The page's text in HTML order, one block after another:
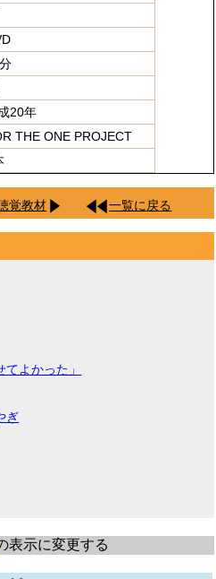
20年
THE ONE PROJECT
覚教材 一覧に戻る
よかった」
ぎ
表示に変更する